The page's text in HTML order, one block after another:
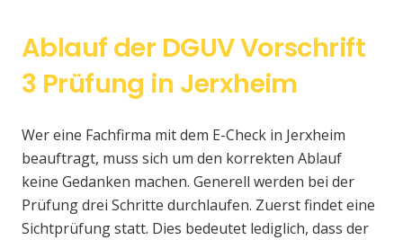
Ablauf der DGUV Vorschrift
3 Prüfung in Jerxheim
Wer eine Fachfirma mit dem E-Check in Jerxheim
beauftragt, muss sich um den korrekten Ablauf
keine Gedanken machen. Generell werden bei der
Prüfung drei Schritte durchlaufen. Zuerst findet eine
Sichtprüfung statt. Dies bedeutet lediglich, dass der